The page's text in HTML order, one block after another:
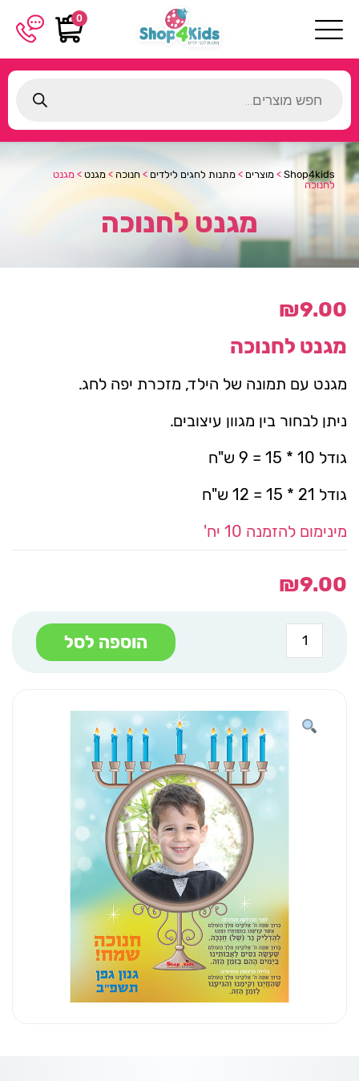
0
search
Shop4kids
> מוצרים > מתנות לחגים לילדים > חנוכה > מגנט > מגנט
לחנוכה
מגנט לחנוכה
₪9.00
מגנט לחנוכה
מגנט עם תמונה של הילד, מזכרת יפה לחג.
ניתן לבחור בין מגוון עיצובים.
גודל 10 * 15 = 9 ש"ח
גודל 21 * 15 = 12 ש"ח
מינימום להזמנה 10 יח'
₪9.00
כמות
של
מגנט
הוספה לסל